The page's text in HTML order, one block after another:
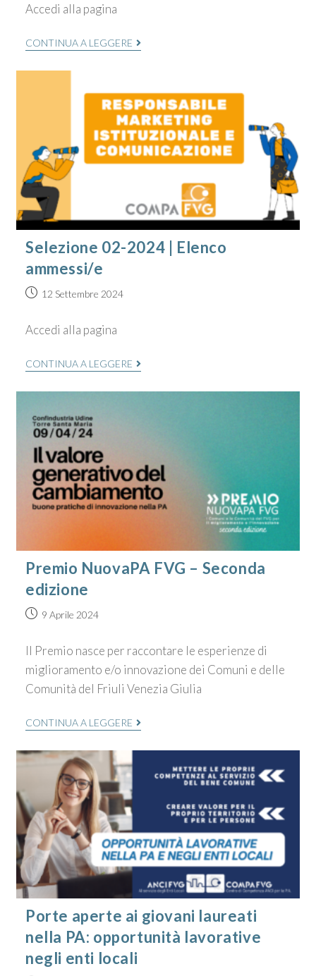
Accedi alla pagina
CONTINUA A LEGGERE
Selezione 02-2024 | Elenco
ammessi/e
12 Settembre 2024
Accedi alla pagina
CONTINUA A LEGGERE
Premio NuovaPA FVG – Seconda
edizione
9 Aprile 2024
Il Premio nasce per raccontare le esperienze di
miglioramento e/o innovazione dei Comuni e delle
Comunità del Friuli Venezia Giulia
CONTINUA A LEGGERE
Porte aperte ai giovani laureati
nella PA: opportunità lavorative
negli enti locali